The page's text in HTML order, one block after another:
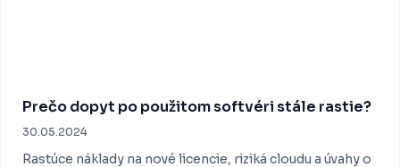
Prečo dopyt po použitom softvéri stále rastie?
30.05.2024
Rastúce náklady na nové licencie, riziká cloudu a úvahy o